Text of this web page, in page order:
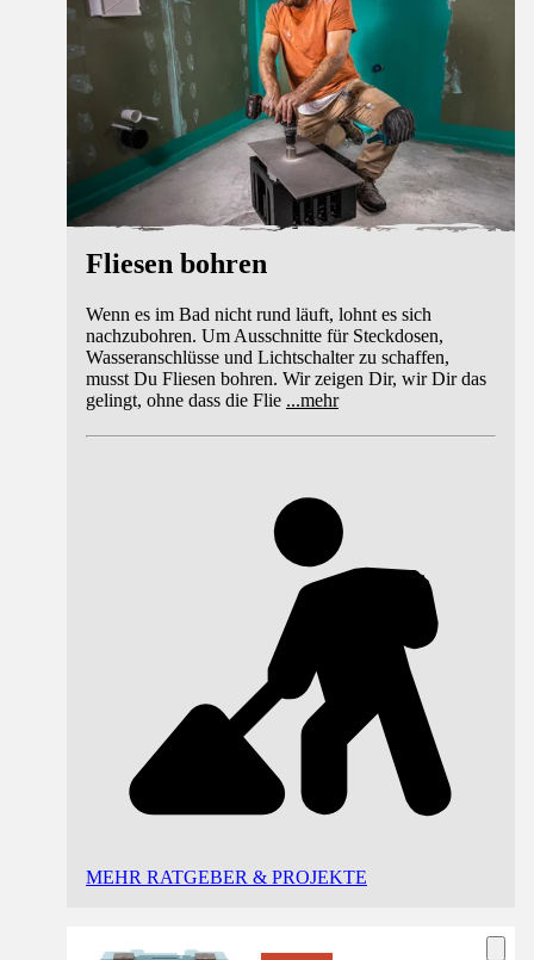
Fliesen bohren
Wenn es im Bad nicht rund läuft, lohnt es sich
nachzubohren. Um Ausschnitte für Steckdosen,
Wasseranschlüsse und Lichtschalter zu schaffen,
musst Du Fliesen bohren. Wir zeigen Dir, wir Dir das
gelingt, ohne dass die Flie ...mehr
MEHR RATGEBER & PROJEKTE